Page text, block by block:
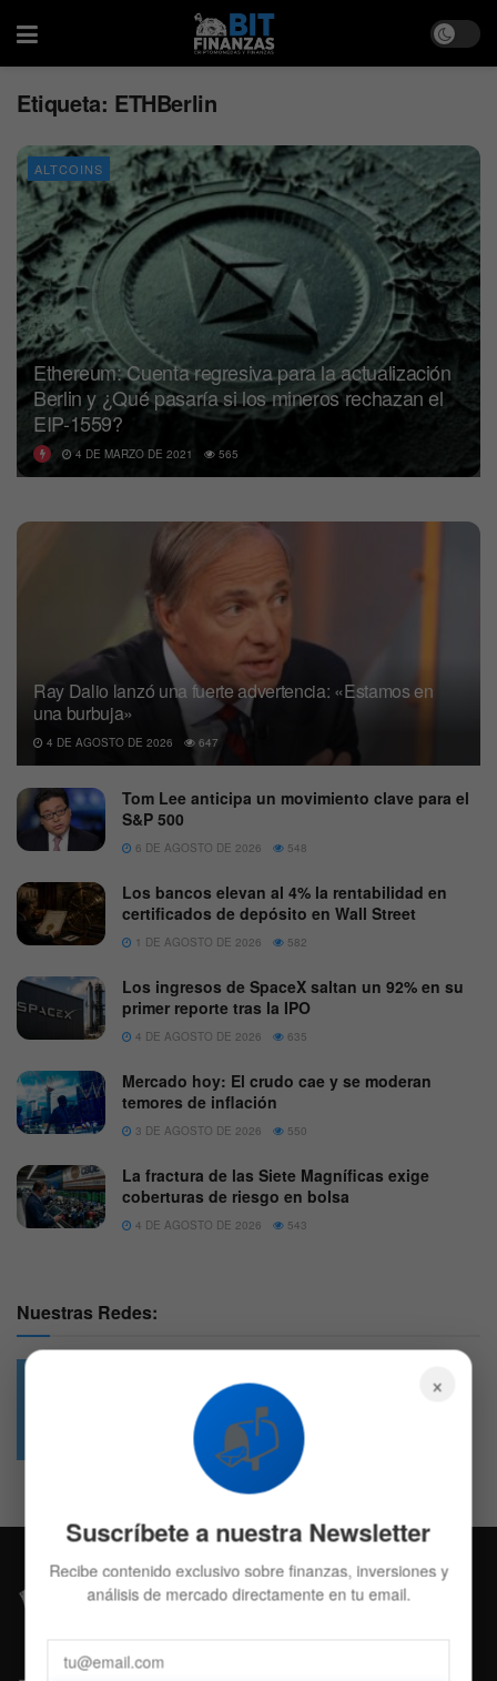
Etiqueta: ETHBerlin
ALTCOINS
Ethereum: Cuenta regresiva para la actualización
Berlin y ¿Qué pasaría si los mineros rechazan el
EIP-1559?
4 DE MARZO DE 2021 565
Ray Dalio lanzó una fuerte advertencia: «Estamos en
una burbuja»
4 DE AGOSTO DE 2026 647
Tom Lee anticipa un movimiento clave para el
S&P 500
6 DE AGOSTO DE 2026 548
Los bancos elevan al 4% la rentabilidad en
certificados de depósito en Wall Street
1 DE AGOSTO DE 2026 582
Los ingresos de SpaceX saltan un 92% en su
primer reporte tras la IPO
4 DE AGOSTO DE 2026 635
Mercado hoy: El crudo cae y se moderan
temores de inflación
3 DE AGOSTO DE 2026 550
La fractura de las Siete Magníficas exige
coberturas de riesgo en bolsa
4 DE AGOSTO DE 2026 543
Nuestras Redes:
4.7k
Followers
×
📬
Suscríbete a nuestra Newsletter
Recibe contenido exclusivo sobre finanzas, inversiones y
análisis de mercado directamente en tu email.